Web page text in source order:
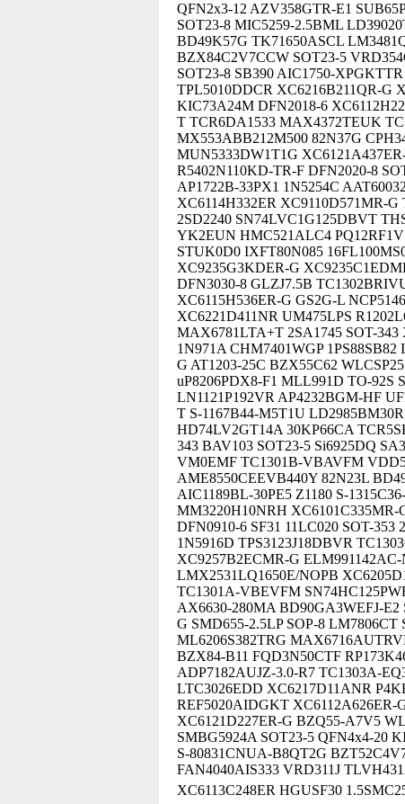
QFN2x3-12 AZV358GTR-E1
SOT23-8 MIC5259-2.5BML
BD49K57G TK71650ASCL
BZX84C2V7CCW SOT23-5
SOT23-8 SB390 AIC1750-
TPL5010DDCR XC6216B211QR-G
KIC73A24M DFN2018-6
T TCR6DA1533 MAX4372TEUK
MX553ABB212M500 82N37G
MUN5333DW1T1G
R5402N110KD-TR-F DFN2020-8
AP1722B-33PX1 1N5254C
XC6114H332ER XC9110D571MR-
2SD2240 SN74LVC1G125DBVT
YK2EUN HMC521ALC4
STUK0D0 IXFT80N085
XC9235G3KDER-G
DFN3030-8 GLZJ7.5B
XC6115H536ER-G GS2G-L
XC6221D411NR UM475LPS
MAX6781LTA+T 2SA1745 SOT-343
1N971A CHM7401WGP
G AT1203-25C BZX55C62
uP8206PDX8-F1 MLL991D TO-92S
LN1121P192VR AP4232BGM-HF
T S-1167B44-M5T1U
HD74LV2GT14A 30KP66CA
343 BAV103 SOT23-5 Si6925DQ
VM0EMF TC1301B-VBAVFM
AME8550CEEVB440Y 82N23L
AIC1189BL-30PE5 Z1180 S-
MM3220H10NRH XC6101C335MR-
DFN0910-6 SF31 11LC020 SOT-353
1N5916D TPS3123J18DBVR
XC9257B2ECMR-G
LMX2531LQ1650E/NOPB
TC1301A-VBEVFM
AX6630-280MA BD90GA3WEFJ-
G SMD655-2.5LP SOP-8
ML6206S382TRG
BZX84-B11 FQD3N50CTF
ADP7182AUJZ-3.0-R7 TC1303A-
LTC3026EDD XC6217D11ANR
REF5020AIDGKT XC6112A626ER-
XC6121D227ER-G BZQ55-A7V5
SMBG5924A SOT23-5 QFN4x4-20
S-80831CNUA-B8QT2G
FAN4040AIS333 VRD311J
XC6113C248ER HGUSF30